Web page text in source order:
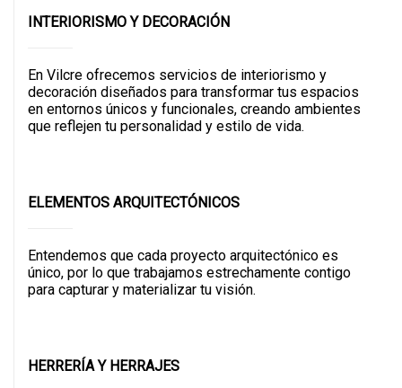
INTERIORISMO Y DECORACIÓN
En Vilcre ofrecemos servicios de interiorismo y
decoración diseñados para transformar tus espacios
en entornos únicos y funcionales, creando ambientes
que reflejen tu personalidad y estilo de vida.
ELEMENTOS ARQUITECTÓNICOS
Entendemos que cada proyecto arquitectónico es
único, por lo que trabajamos estrechamente contigo
para capturar y materializar tu visión.
HERRERÍA Y HERRAJES